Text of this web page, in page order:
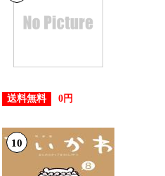
送料無料 0円
10